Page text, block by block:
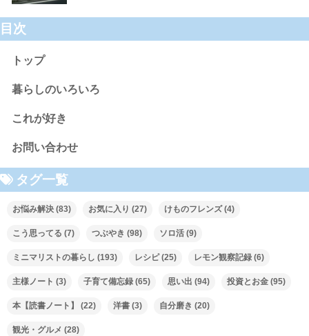
目次
トップ
暮らしのいろいろ
これが好き
お問い合わせ
タグ一覧
お悩み解決 (83) お気に入り (27) けものフレンズ(4)
こう思ってる (7) つぶやき (98) ソロ活 (9)
ミニマリストの暮らし (193) レシピ(25) レモン観察記録 (6)
主様ノート (3) 子育て備忘録 (65) 思い出 (94) 投資とお金 (95)
本【読書ノート】 (22) 洋書 (3) 自分磨き (20)
観光・グルメ (28)